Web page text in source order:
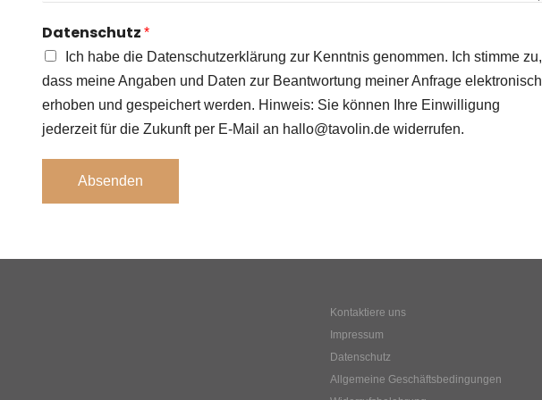
Datenschutz *
Ich habe die Datenschutzerklärung zur Kenntnis genommen. Ich stimme zu,
dass meine Angaben und Daten zur Beantwortung meiner Anfrage elektronisch
erhoben und gespeichert werden. Hinweis: Sie können Ihre Einwilligung
jederzeit für die Zukunft per E-Mail an hallo@tavolin.de widerrufen.
Absenden
Kontaktiere uns
Impressum
Datenschutz
Allgemeine Geschäftsbedingungen